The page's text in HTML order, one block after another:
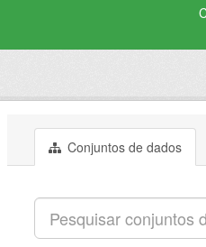
Conjuntos de dados